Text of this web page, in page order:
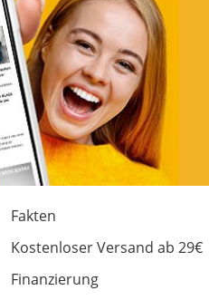
Fakten
Kostenloser Versand ab 29€
Finanzierung